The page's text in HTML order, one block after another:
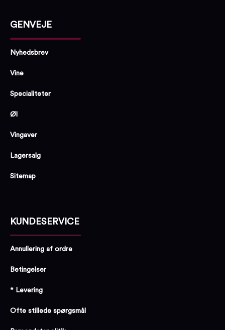
GENVEJE
Nyhedsbrev
Vine
Specialiteter
Øl
Vingaver
Lagersalg
Sitemap
KUNDESERVICE
Annullering af ordre
Betingelser
* Levering
Ofte stillede spørgsmål